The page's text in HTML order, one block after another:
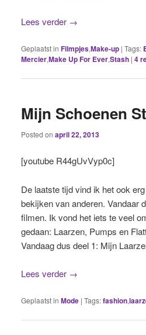
Lees verder →
Geplaatst in Filmpjes,Make-up | Tags:
Mercier,Make Up For Ever,Stash | 4
Mijn Schoenen
Posted on april 22, 2013
[youtube R44gUvVyp0c]
De laatste tijd vind ik het ook
bekijken van anderen. Vandaar
filmen. Ik vond het iets te veel
gedaan: Laarzen, Pumps en
Vandaag dus deel 1: Mijn
Lees verder →
Geplaatst in Mode | Tags:fashion,